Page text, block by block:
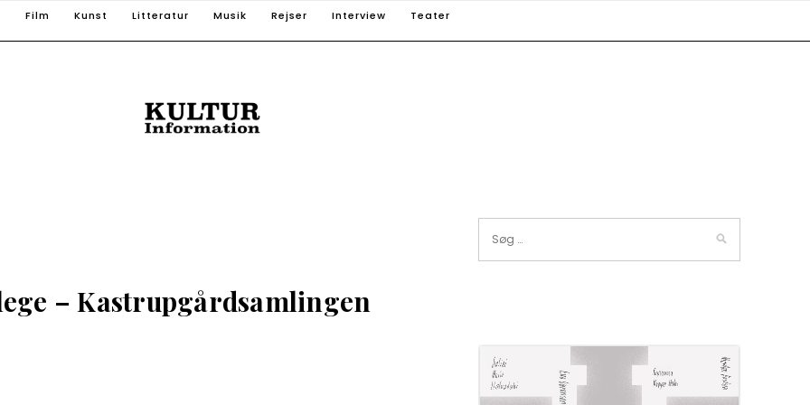
Film Kunst Litteratur Musik Rejser Interview Teater
– Kastrupgårdsamlingen